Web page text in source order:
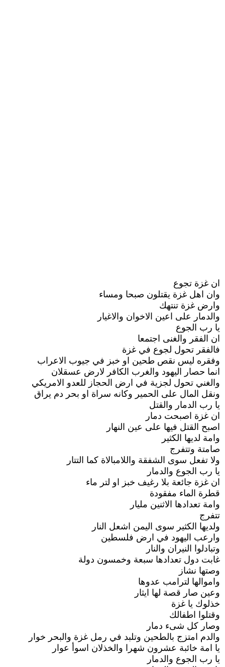
ان غزة تجوع
وان اهل غزة يقتلون صبحا ومساء
وارض غزة تنتهك
والدمار على اعين الاخوان والاغيار
يا رب الجوع
ان الفقر والغنى اجتمعا
فالفقر تحول لجوع في غزة
وفقره ليس نقص طحين او خبز في جيوب الاعراب
انما حصار اليهود والغرب الكافر لارض عسقلان
والغني تحول لجزية في ارض الحجاز للعدو الامريكي
ونقل المال على الحمير وكانه سراة او بحر دم يراق
يا رب الدمار والقتل
ان غزة اصبحت دمار
اصبح القتل فيها على عين النهار
وامة لديها الكثير
صامتة وتتفرج
ولا تفعل سوى الشفقة واللامبالاة كما التتار
يا رب الجوع والدمار
ان غزة جائعة بلا رغيف خبز او لتر ماء
قطرة الماء مفقودة
وامة تعدادها الاثنين مليار
تتفرج
ولديها الكثير سوى اليمن اشعل النار
وارعب اليهود في ارض فلسطين
وتبادلوا النيران والنار
غابت دول تعدادها سبعة وخمسون دولة
وصتها نشاز
واموالها لترامب عدوها
وعين صار قصة لها ايثار
خذلوك يا غزة
وقتلوا اطفالك
وصار كل شىء دمار
والدم امتزج بالطحين وتلبد في رمل غزة والبحر خوار
يا امة خائبة عشرون شهرا والخذلان اسوأ عوار
يا رب الجوع والدمار